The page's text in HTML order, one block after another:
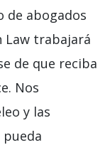
de abogados
Law trabajará
de que reciba
Nos
y las